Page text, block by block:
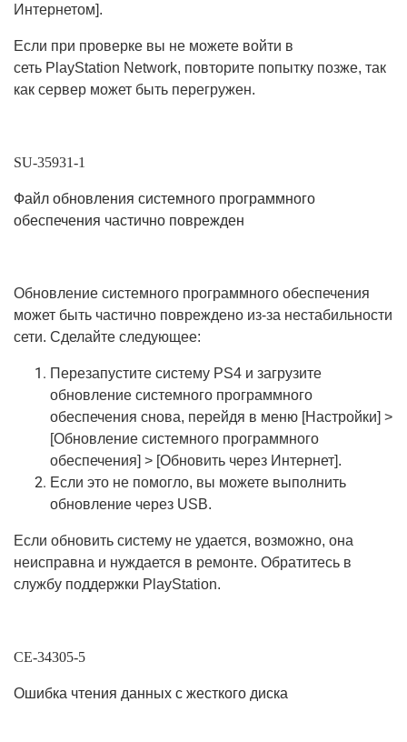
Интернетом].
Если при проверке вы не можете войти в
сеть PlayStation Network, повторите попытку позже, так
как сервер может быть перегружен.
SU-35931-1
Файл обновления системного программного
обеспечения частично поврежден
Обновление системного программного обеспечения
может быть частично повреждено из-за нестабильности
сети. Сделайте следующее:
Перезапустите систему PS4 и загрузите
обновление системного программного
обеспечения снова, перейдя в меню [Настройки] >
[Обновление системного программного
обеспечения] > [Обновить через Интернет].
Если это не помогло, вы можете выполнить
обновление через USB.
Если обновить систему не удается, возможно, она
неисправна и нуждается в ремонте. Обратитесь в
службу поддержки PlayStation.
CE-34305-5
Ошибка чтения данных с жесткого диска